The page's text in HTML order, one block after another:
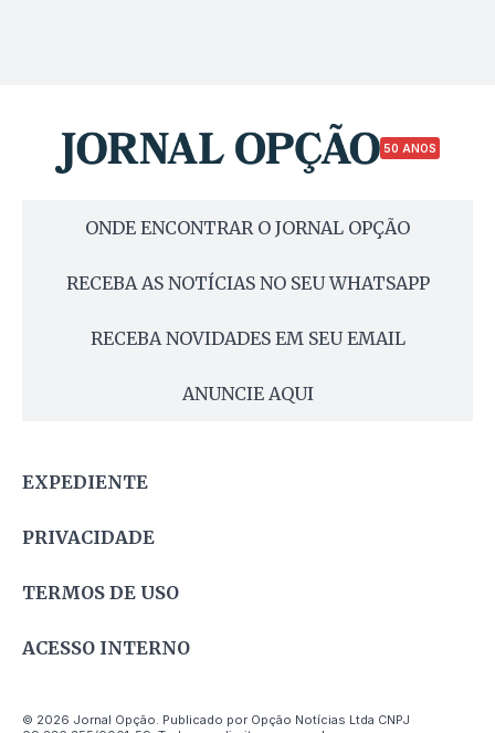
50 ANOS
ONDE ENCONTRAR O JORNAL OPÇÃO
RECEBA AS NOTÍCIAS NO SEU WHATSAPP
RECEBA NOVIDADES EM SEU EMAIL
ANUNCIE AQUI
EXPEDIENTE
PRIVACIDADE
TERMOS DE USO
ACESSO INTERNO
© 2026 Jornal Opção. Publicado por Opção Notícias Ltda CNPJ